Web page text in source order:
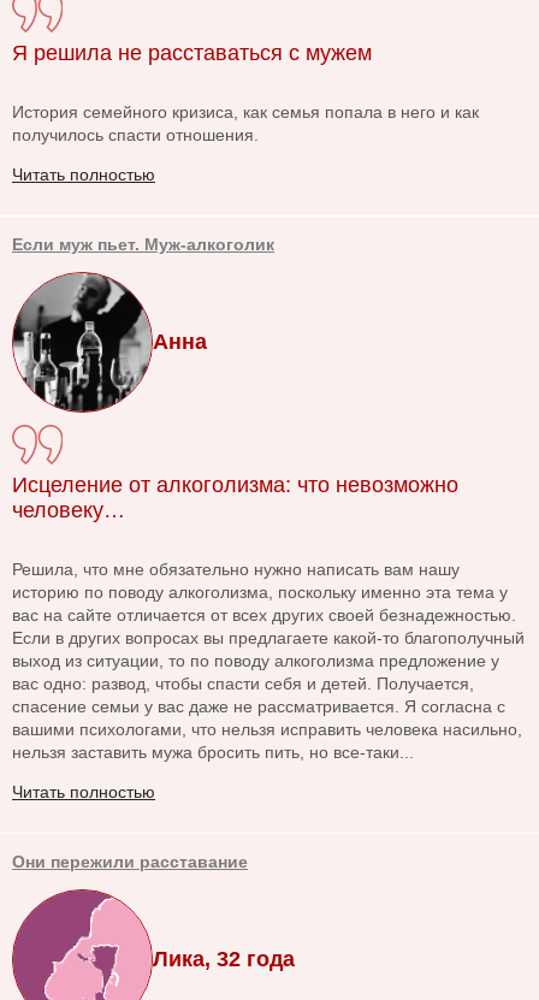
Я решила не расставаться с мужем
История семейного кризиса, как семья попала в него и как
получилось спасти отношения.
Читать полностью
Если муж пьет. Муж-алкоголик
Анна
Исцеление от алкоголизма: что невозможно
человеку…
Решила, что мне обязательно нужно написать вам нашу
историю по поводу алкоголизма, поскольку именно эта тема у
вас на сайте отличается от всех других своей безнадежностью.
Если в других вопросах вы предлагаете какой-то благополучный
выход из ситуации, то по поводу алкоголизма предложение у
вас одно: развод, чтобы спасти себя и детей. Получается,
спасение семьи у вас даже не рассматривается. Я согласна с
вашими психологами, что нельзя исправить человека насильно,
нельзя заставить мужа бросить пить, но все-таки...
Читать полностью
Они пережили расставание
Лика, 32 года